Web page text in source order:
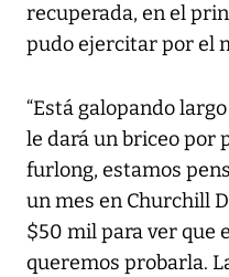
recuperada, en el
pudo ejercitar por el
“Está galopando
le dará un briceo por
furlong, estamos
un mes en Churchill
$50 mil para ver que
queremos probarla.